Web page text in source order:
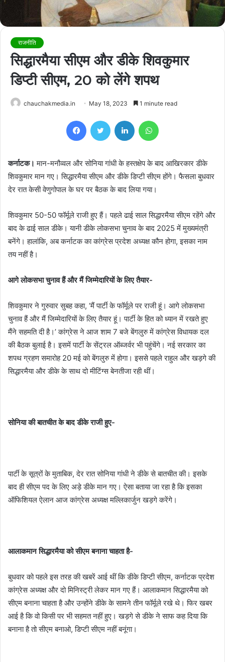
राजनीति
सिद्धारमैया सीएम और डीके शिवकुमार
डिप्टी सीएम, 20 को लेंगे शपथ
chauchakmedia.in May 18, 2023 1 minute read
FacebookTwitter LinkedIn
कर्नाटक। मान-मनौव्वल और सोनिया गांधी के हस्तक्षेप के बाद आखिरकार डीके
शिवकुमार मान गए। सिद्धारमैया सीएम और डीके डिप्टी सीएम होंगे। फैसला बुधवार
देर रात केसी वेणुगोपाल के घर पर बैठक के बाद लिया गया।
शिवकुमार 50-50 फॉर्मूले राजी हुए हैं। पहले ढाई साल सिद्धारमैया सीएम रहेंगे और
बाद के ढाई साल डीके। यानी डीके लोकसभा चुनाव के बाद 2025 में मुख्यमंत्री
बनेंगे। हालांकि, अब कर्नाटक का कांग्रेस प्रदेश अध्यक्ष कौन होगा, इसका नाम
तय नहीं है।
आगे लोकसभा चुनाव हैं और मैं जिम्मेदारियों के लिए तैयार-
शिवकुमार ने गुरुवार सुबह कहा, ‘मैं पार्टी के फॉर्मूले पर राजी हूं। आगे लोकसभा
चुनाव हैं और मैं जिम्मेदारियों के लिए तैयार हूं। पार्टी के हित को ध्यान में रखते हुए
मैंने सहमति दी है।’ कांग्रेस ने आज शाम 7 बजे बेंगलुरु में कांग्रेस विधायक दल
की बैठक बुलाई है। इसमें पार्टी के सेंट्रल ऑब्जर्वर भी पहुंचेंगे। नई सरकार का
शपथ ग्रहण समारोह 20 मई को बेंगलुरु में होगा। इससे पहले राहुल और खड़गे की
सिद्धारमैया और डीके के साथ दो मीटिंग्स बेनतीजा रही थीं।
सोनिया की बातचीत के बाद डीके राजी हुए-
पार्टी के सूत्रों के मुताबिक, देर रात सोनिया गांधी ने डीके से बातचीत की। इसके
बाद ही सीएम पद के लिए अड़े डीके मान गए। ऐसा बताया जा रहा है कि इसका
ऑफिशियल ऐलान आज कांग्रेस अध्यक्ष मल्लिकार्जुन खड़गे करेंगे।
आलाकमान सिद्धारमैया को सीएम बनाना चाहता है-
बुधवार को पहले इस तरह की खबरें आई थीं कि डीके डिप्टी सीएम, कर्नाटक प्रदेश
कांग्रेस अध्यक्ष और दो मिनिस्ट्री लेकर मान गए हैं। आलाकमान सिद्धारमैया को
सीएम बनाना चाहता है और उन्होंने डीके के सामने तीन फॉर्मूले रखे थे। फिर खबर
आई है कि वो किसी पर भी सहमत नहीं हुए। खड़गे से डीके ने साफ कह दिया कि
बनाना है तो सीएम बनाओ, डिप्टी सीएम नहीं बनूंगा।